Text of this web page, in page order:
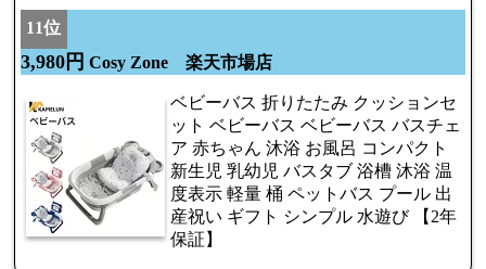
11位
3,980円 Cosy Zone 楽天市場店
ベビーバス 折りたたみ クッションセ
ット ベビーバス ベビーバス バスチェ
ア 赤ちゃん 沐浴 お風呂 コンパクト
新生児 乳幼児 バスタブ 浴槽 沐浴 温
度表示 軽量 桶 ペットバス プール 出
産祝い ギフト シンプル 水遊び 【2年
保証】